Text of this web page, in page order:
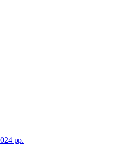
рр.